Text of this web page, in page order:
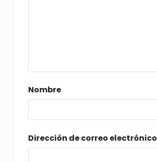
Nombre
Dirección de correo electrónico